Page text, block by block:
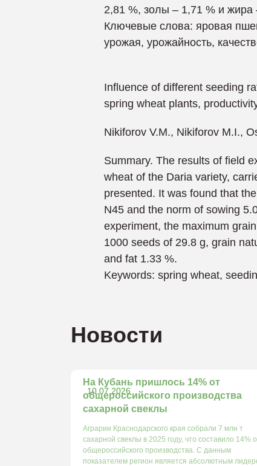
2,81 %, золы – 1,71 % и жира
Ключевые слова: яровая
урожая, урожайность,
Influence of different seeding
spring wheat plants,
Nikiforov V.M., Nikiforov M.I.,
Summary. The results of field
wheat of the Daria variety,
presented. It was found that
N45 and the norm of sowing
experiment, the maximum
1000 seeds of 29.8 g, grain
and fat 1.33 %.
Keywords: spring wheat,
Новости
10.07.2026
На Кубань пришлось 14% от
общероссийского производства
сахарной свеклы
Аграрии Краснодарского края собрали 7 млн т
сахарной свеклы в 2025 году, что составило 14%
общероссийского производства. С данным
показателем регион является абсолютным